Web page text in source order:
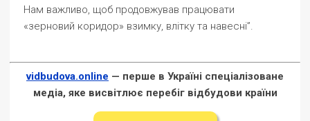
Нам важливо, щоб продовжував працювати
«зерновий коридор» взимку, влітку та навесні”.
vidbudova.online — перше в Україні спеціалізоване
медіа, яке висвітлює перебіг відбудови країни